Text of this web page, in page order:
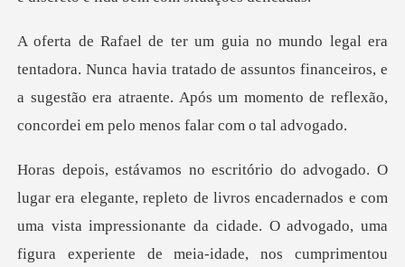
avia tratado de assuntos financeiros, e
a sugestão era atraente. Após u
pleto de livros encadernados e com
uma vista impressionante da cidade. O ad